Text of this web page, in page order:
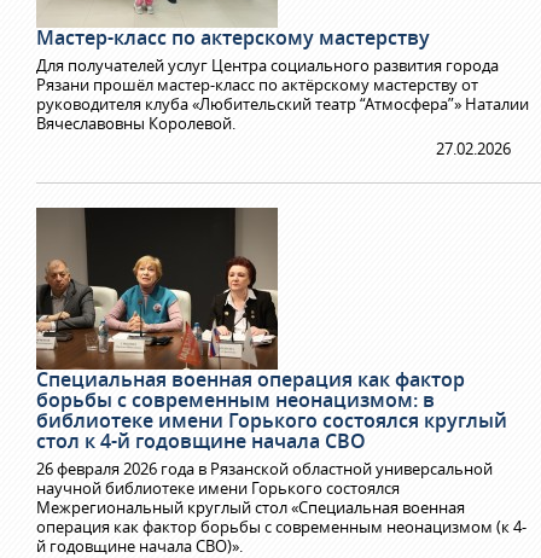
Мастер-класс по актерскому мастерству
Для получателей услуг Центра социального развития города
Рязани прошёл мастер-класс по актёрскому мастерству от
руководителя клуба «Любительский театр “Атмосфера”» Наталии
Вячеславовны Королевой.
27.02.2026
Специальная военная операция как фактор
борьбы с современным неонацизмом: в
библиотеке имени Горького состоялся круглый
стол к 4-й годовщине начала СВО
26 февраля 2026 года в Рязанской областной универсальной
научной библиотеке имени Горького состоялся
Межрегиональный круглый стол «Специальная военная
операция как фактор борьбы с современным неонацизмом (к 4-
й годовщине начала СВО)».